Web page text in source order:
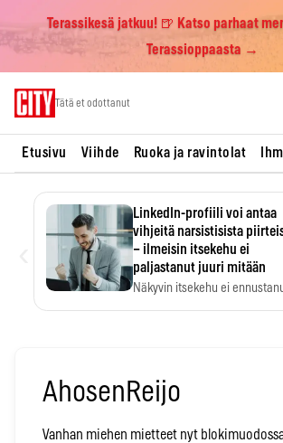
Terassikesä jatkuu! 🍺 Katso parhaat
Terassioppaasta →
Tätä et odottanut
Etusivu Viihde Ruoka ja ravintolat
LinkedIn-profiili voi antaa
vihjeitä narsistisista
– ilmeisin itsekehu ei
paljastanut juuri mitään
Näkyvin itsekehu ei
AhosenReijo
Vanhan miehen mietteet nyt